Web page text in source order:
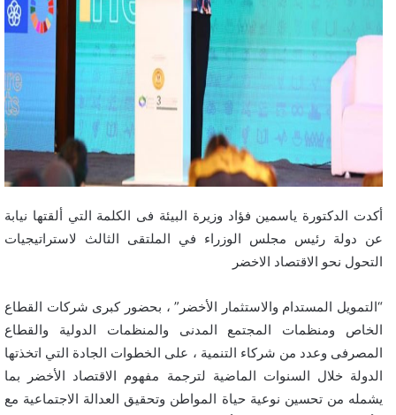
أكدت الدكتورة ياسمين فؤاد وزيرة البيئة فى الكلمة التي ألقتها نيابة
عن دولة رئيس مجلس الوزراء في الملتقى الثالث لاستراتيجيات
التحول نحو الاقتصاد الاخضر
“التمويل المستدام والاستثمار الأخضر” ، بحضور كبرى شركات القطاع
الخاص ومنظمات المجتمع المدنى والمنظمات الدولية والقطاع
المصرفى وعدد من شركاء التنمية ، على الخطوات الجادة التي اتخذتها
الدولة خلال السنوات الماضية لترجمة مفهوم الاقتصاد الأخضر بما
يشمله من تحسين نوعية حياة المواطن وتحقيق العدالة الاجتماعية مع